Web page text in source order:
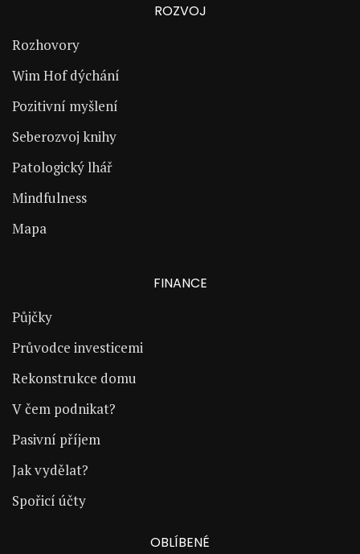
ROZVOJ
Rozhovory
Wim Hof dýchání
Pozitivní myšlení
Seberozvoj knihy
Patologický lhář
Mindfulness
Mapa
FINANCE
Půjčky
Průvodce investicemi
Rekonstrukce domu
V čem podnikat?
Pasivní příjem
Jak vydělat?
Spořicí účty
OBLÍBENÉ